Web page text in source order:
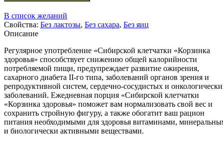
В список желаний
Свойства: Без лактозы, Без сахара, Без яиц
Описание
Регулярное употребление «Сибирской клетчатки «Корзинка
здоровья» способствует снижению общей калорийности
потребляемой пищи, предупреждает развитие ожирения,
сахарного диабета II-го типа, заболеваний органов зрения и
репродуктивной систем, сердечно-сосудистых и
заболеваний. Ежедневная порция «Сибирской клетчатки
«Корзинка здоровья» поможет вам нормализовать свой вес и
сохранить стройную фигуру, а также обогатит ваш рацион
питания необходимыми для здоровья витаминами,
и биологически активными веществами.